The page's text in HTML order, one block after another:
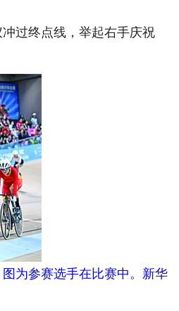
过终点线，举起右手庆祝
为参赛选手在比赛中。新华